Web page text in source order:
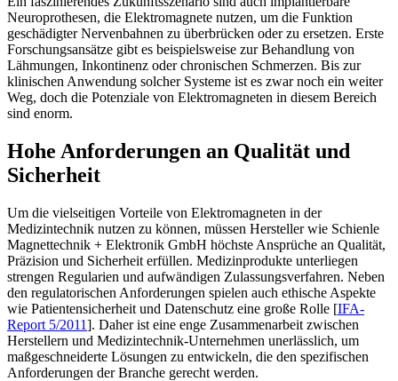
Neuroprothesen, die Elektromagnete nutzen, um die Funktion
geschädigter Nervenbahnen zu überbrücken oder zu ersetzen. Erste
Forschungsansätze gibt es beispielsweise zur Behandlung von
Lähmungen, Inkontinenz oder chronischen Schmerzen. Bis zur
klinischen Anwendung solcher Systeme ist es zwar noch ein weiter
Weg, doch die Potenziale von Elektromagneten in diesem Bereich
sind enorm.
Hohe Anforderungen an Qualität und
Sicherheit
Um die vielseitigen Vorteile von Elektromagneten in der
Medizintechnik nutzen zu können, müssen Hersteller wie Schienle
Magnettechnik + Elektronik GmbH höchste Ansprüche an Qualität,
Präzision und Sicherheit erfüllen. Medizinprodukte unterliegen
strengen Regularien und aufwändigen Zulassungsverfahren. Neben
den regulatorischen Anforderungen spielen auch ethische Aspekte
wie Patientensicherheit und Datenschutz eine große Rolle [IFA-
Report 5/2011]. Daher ist eine enge Zusammenarbeit zwischen
Herstellern und Medizintechnik-Unternehmen unerlässlich, um
maßgeschneiderte Lösungen zu entwickeln, die den spezifischen
Anforderungen der Branche gerecht werden.